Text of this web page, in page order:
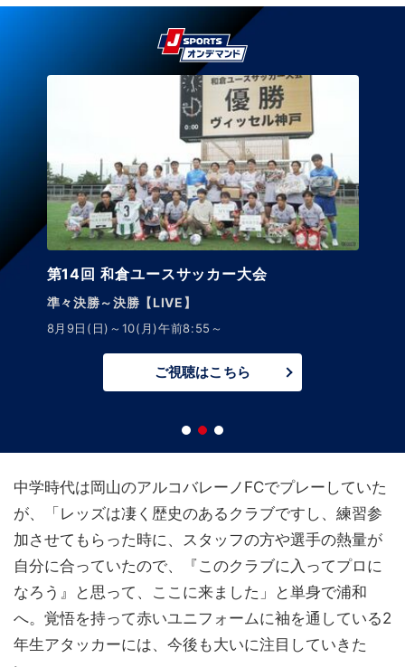
第14回 和倉ユースサッカー大会
準々決勝～決勝【LIVE】
8月9日(日)～10(月)午前8:55～
ご視聴はこちら
中学時代は岡山のアルコバレーノFCでプレーしていた
が、「レッズは凄く歴史のあるクラブですし、練習参
加させてもらった時に、スタッフの方や選手の熱量が
自分に合っていたので、『このクラブに入ってプロに
なろう』と思って、ここに来ました」と単身で浦和
へ。覚悟を持って赤いユニフォームに袖を通している2
年生アタッカーには、今後も大いに注目していきた